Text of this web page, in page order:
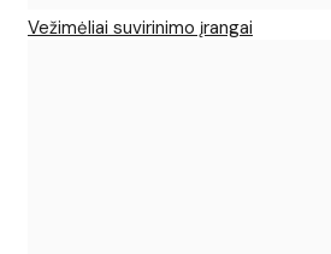
Vežimėliai suvirinimo įrangai